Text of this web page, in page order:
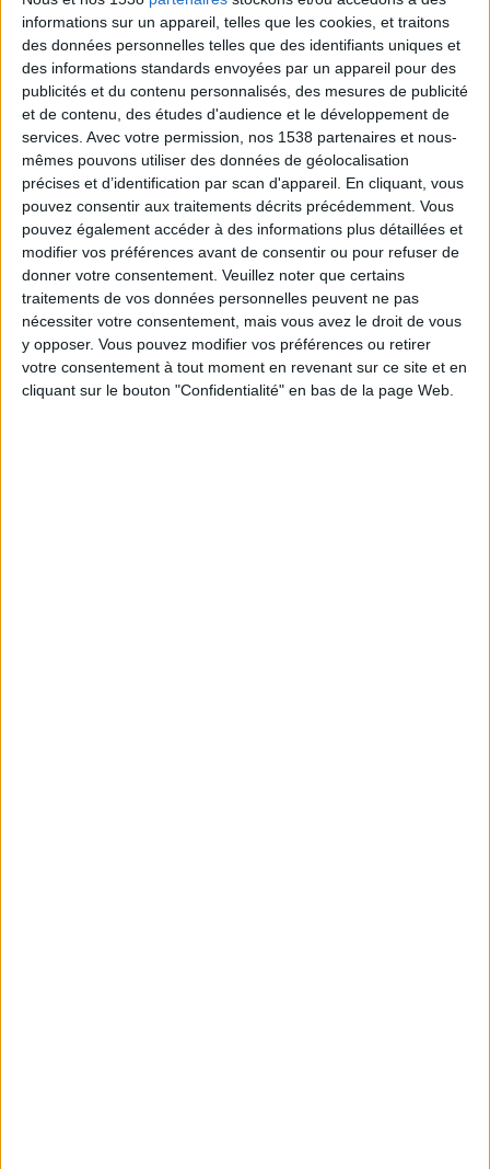
informations sur un appareil, telles que les cookies, et traitons
des données personnelles telles que des identifiants uniques et
des informations standards envoyées par un appareil pour des
publicités et du contenu personnalisés, des mesures de publicité
et de contenu, des études d'audience et le développement de
services. Avec votre permission, nos 1538 partenaires et nous-
mêmes pouvons utiliser des données de géolocalisation
précises et d’identification par scan d'appareil. En cliquant, vous
pouvez consentir aux traitements décrits précédemment. Vous
pouvez également accéder à des informations plus détaillées et
modifier vos préférences avant de consentir ou pour refuser de
donner votre consentement. Veuillez noter que certains
traitements de vos données personnelles peuvent ne pas
nécessiter votre consentement, mais vous avez le droit de vous
y opposer. Vous pouvez modifier vos préférences ou retirer
votre consentement à tout moment en revenant sur ce site et en
cliquant sur le bouton "Confidentialité" en bas de la page Web.
Combien de kilos souhaitez-vous perdre ?
Moins de
5 kilos
De 5 à 10
kilos
Plus de
10 kilos
Service-client & Motivation
Les équipes du Service-client et de la
Communauté Savoir Maigrir vous aident
chaque semaine à vous rapprocher
sereinement de votre objectif minceur.